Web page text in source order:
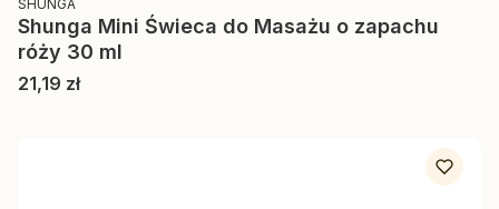
SHUNGA
Shunga Mini Świeca do Masażu o zapachu
róży 30 ml
Cena
21,19 zł